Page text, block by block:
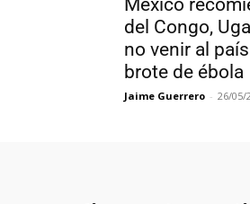
del Congo,
no venir al
brote de ébola
Jaime Guerrero - 26/05/